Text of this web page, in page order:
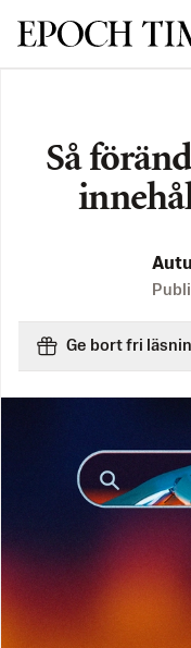
Svenska Epoch
Så
Ge bort fri